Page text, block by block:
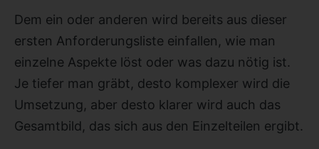
Dem ein oder anderen wird bereits aus dieser
ersten Anforderungsliste einfallen, wie man
einzelne Aspekte löst oder was dazu nötig ist.
Je tiefer man gräbt, desto komplexer wird die
Umsetzung, aber desto klarer wird auch das
Gesamtbild, das sich aus den Einzelteilen ergibt.